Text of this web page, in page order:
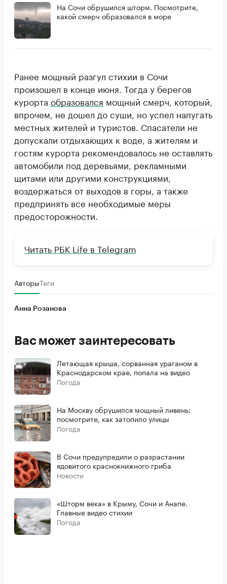
На Сочи обрушился шторм. Посмотрите,
какой смерч образовался в море
Ранее мощный разгул стихии в Сочи
произошел в конце июня. Тогда у берегов
курорта образовался мощный смерч, который,
впрочем, не дошел до суши, но успел напугать
местных жителей и туристов. Спасатели не
допускали отдыхающих к воде, а жителям и
гостям курорта рекомендовалось не оставлять
автомобили под деревьями, рекламными
щитами или другими конструкциями,
воздержаться от выходов в горы, а также
предпринять все необходимые меры
предосторожности.
Читать РБК Life в Telegram
АвторыТеги
Анна Розанова
Вас может заинтересовать
Летающая крыша, сорванная ураганом в
Краснодарском крае, попала на видео
Погода
На Москву обрушился мощный ливень:
посмотрите, как затопило улицы
Погода
В Сочи предупредили о разрастании
ядовитого краснокнижного гриба
Новости
«Шторм века» в Крыму, Сочи и Анапе.
Главные видео стихии
Погода